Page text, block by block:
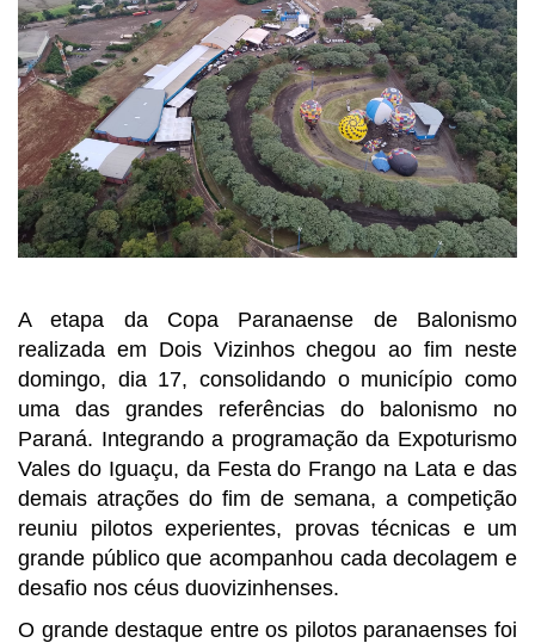
A etapa da Copa Paranaense de Balonismo
realizada em Dois Vizinhos chegou ao fim neste
domingo, dia 17, consolidando o município como
uma das grandes referências do balonismo no
Paraná. Integrando a programação da Expoturismo
Vales do Iguaçu, da Festa do Frango na Lata e das
demais atrações do fim de semana, a competição
reuniu pilotos experientes, provas técnicas e um
grande público que acompanhou cada decolagem e
desafio nos céus duovizinhenses.
O grande destaque entre os pilotos paranaenses foi